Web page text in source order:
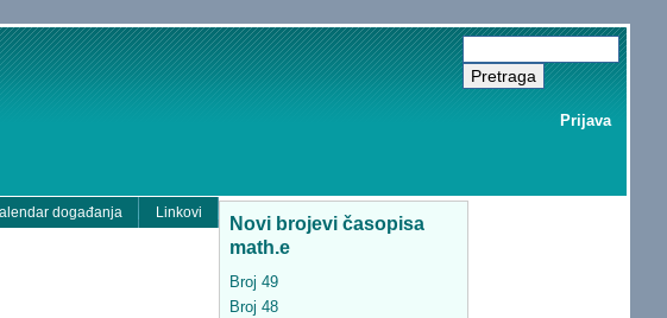
Prijava
događanja Linkovi
Novi brojevi časopisa
math.e
Broj 49
Broj 48